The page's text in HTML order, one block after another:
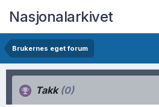
Nasjonalarkivet
Brukernes eget forum
Takk (0)